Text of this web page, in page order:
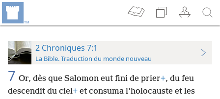
2 Chroniques 7:1
La Bible. Traduction du monde nouveau
7 Or, dès que Salomon eut fini de prier+, du feu
descendit du ciel+ et consuma l’holocauste et les